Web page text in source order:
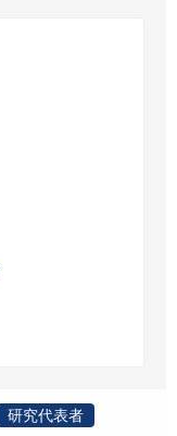
研究代表者